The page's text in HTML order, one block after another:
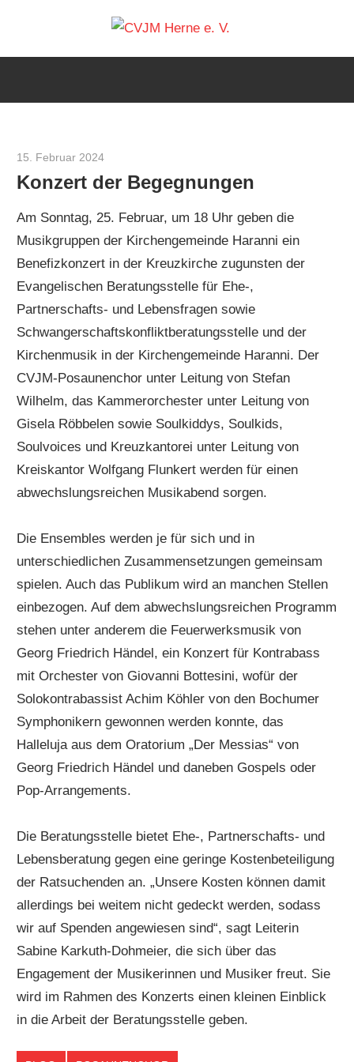
springen
V.
15. Februar 2024
Konzert der Begegnungen
Am Sonntag, 25. Februar, um 18 Uhr geben die
Musikgruppen der Kirchengemeinde Haranni ein
Benefizkonzert in der Kreuzkirche zugunsten der
Evangelischen Beratungsstelle für Ehe-,
Partnerschafts- und Lebensfragen sowie
Schwangerschaftskonfliktberatungsstelle und der
Kirchenmusik in der Kirchengemeinde Haranni. Der
CVJM-Posaunenchor unter Leitung von Stefan
Wilhelm, das Kammerorchester unter Leitung von
Gisela Röbbelen sowie Soulkiddys, Soulkids,
Soulvoices und Kreuzkantorei unter Leitung von
Kreiskantor Wolfgang Flunkert werden für einen
abwechslungsreichen Musikabend sorgen.
Die Ensembles werden je für sich und in
unterschiedlichen Zusammensetzungen gemeinsam
spielen. Auch das Publikum wird an manchen Stellen
einbezogen. Auf dem abwechslungsreichen Programm
stehen unter anderem die Feuerwerksmusik von
Georg Friedrich Händel, ein Konzert für Kontrabass
mit Orchester von Giovanni Bottesini, wofür der
Solokontrabassist Achim Köhler von den Bochumer
Symphonikern gewonnen werden konnte, das
Halleluja aus dem Oratorium „Der Messias“ von
Georg Friedrich Händel und daneben Gospels oder
Pop-Arrangements.
Die Beratungsstelle bietet Ehe-, Partnerschafts- und
Lebensberatung gegen eine geringe Kostenbeteiligung
der Ratsuchenden an. „Unsere Kosten können damit
allerdings bei weitem nicht gedeckt werden, sodass
wir auf Spenden angewiesen sind“, sagt Leiterin
Sabine Karkuth-Dohmeier, die sich über das
Engagement der Musikerinnen und Musiker freut. Sie
wird im Rahmen des Konzerts einen kleinen Einblick
in die Arbeit der Beratungsstelle geben.